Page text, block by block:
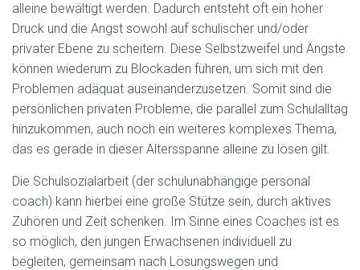
alleine bewältigt werden. Dadurch entsteht oft ein hoher
Druck und die Angst sowohl auf schulischer und/oder
privater Ebene zu scheitern. Diese Selbstzweifel und Ängste
können wiederum zu Blockaden führen, um sich mit den
Problemen adäquat auseinanderzusetzen. Somit sind die
persönlichen privaten Probleme, die parallel zum Schulalltag
hinzukommen, auch noch ein weiteres komplexes Thema,
das es gerade in dieser Altersspanne alleine zu lösen gilt.
Die Schulsozialarbeit (der schulunabhängige personal
coach) kann hierbei eine große Stütze sein, durch aktives
Zuhören und Zeit schenken. Im Sinne eines Coaches ist es
so möglich, den jungen Erwachsenen individuell zu
begleiten, gemeinsam nach Lösungswegen und